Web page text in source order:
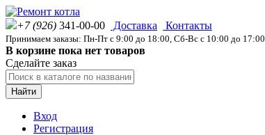
+7 (926) 341-00-00 Доставка Контакты
Принимаем заказы: Пн-Пт с 9:00 до 18:00, Сб-Вс с 10:00 до 17:00
В корзине пока нет товаров
Сделайте заказ
Найти
Вход
Регистрация